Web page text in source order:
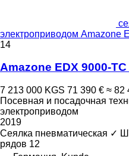
электроприводом Amazone
14
Amazone EDX 9000-
7 213 000 KGS 71 390 € ≈ 82
Посевная и посадочная
электроприводом
2019
Сеялка пневматическая ✓
рядов 12